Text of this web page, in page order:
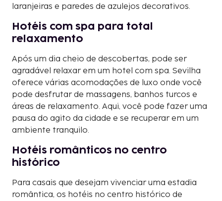
laranjeiras e paredes de azulejos decorativos.
Hotéis com spa para total
relaxamento
Após um dia cheio de descobertas, pode ser
agradável relaxar em um hotel com spa. Sevilha
oferece várias acomodações de luxo onde você
pode desfrutar de massagens, banhos turcos e
áreas de relaxamento. Aqui, você pode fazer uma
pausa do agito da cidade e se recuperar em um
ambiente tranquilo.
Hotéis românticos no centro
histórico
Para casais que desejam vivenciar uma estadia
romântica, os hotéis no centro histórico de